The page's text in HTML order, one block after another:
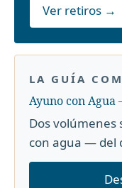
Ver retiros →
LA GUÍA
Ayuno con
Dos
con agua — del